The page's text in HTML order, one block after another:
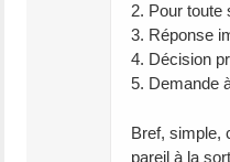
2. Pour toute
3. Réponse
4. Décision
5. Demande
Bref, simple,
pareil à la